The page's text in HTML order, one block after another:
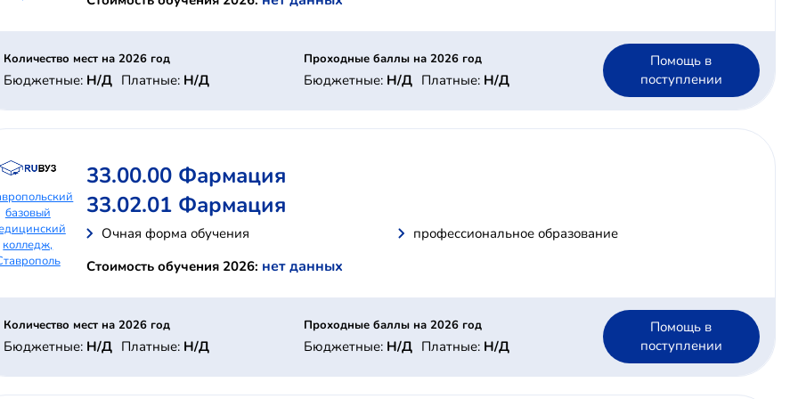
Количество мест на 2026 год
Бюджетные: Н/Д Платные: Н/Д
Проходные баллы на 2026 год
Бюджетные: Н/Д Платные: Н/Д
Помощь в
поступлении
базовый
колледж,
33.00.00 Фармация
33.02.01 Фармация
Очная форма обучения
профессиональное образование
Стоимость обучения 2026: нет данных
Количество мест на 2026 год
Бюджетные: Н/Д Платные: Н/Д
Проходные баллы на 2026 год
Бюджетные: Н/Д Платные: Н/Д
Помощь в
поступлении